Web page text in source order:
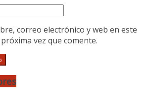
correo electrónico y web en este
vez que comente.